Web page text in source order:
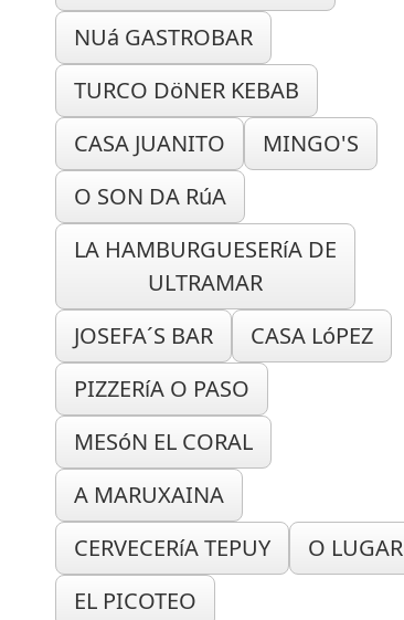
NUá GASTROBAR
TURCO DöNER KEBAB
CASA JUANITO
MINGO'S
O SON DA RúA
LA HAMBURGUESERíA DE
ULTRAMAR
JOSEFA´S BAR
CASA LóPEZ
PIZZERíA O PASO
MESóN EL CORAL
A MARUXAINA
CERVECERíA TEPUY
O LUGAR
EL PICOTEO